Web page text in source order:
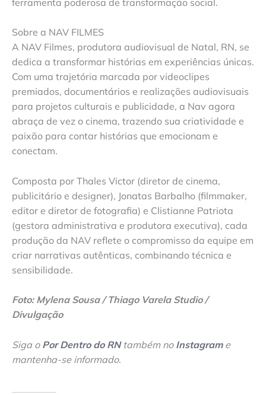
Sobre a NAV FILMES
A NAV Filmes, produtora audiovisual de Natal, RN, se
dedica a transformar histórias em experiências únicas.
Com uma trajetória marcada por videoclipes
premiados, documentários e realizações audiovisuais
para projetos culturais e publicidade, a Nav agora
abraça de vez o cinema, trazendo sua criatividade e
paixão para contar histórias que emocionam e
conectam.
Composta por Thales Victor (diretor de cinema,
publicitário e designer), Jonatas Barbalho (filmmaker,
editor e diretor de fotografia) e Clistianne Patriota
(gestora administrativa e produtora executiva), cada
produção da NAV reflete o compromisso da equipe em
criar narrativas autênticas, combinando técnica e
sensibilidade.
Foto: Mylena Sousa / Thiago Varela Studio /
Divulgação
Siga o Por Dentro do RNtambém no Instagrame
mantenha-se informado.